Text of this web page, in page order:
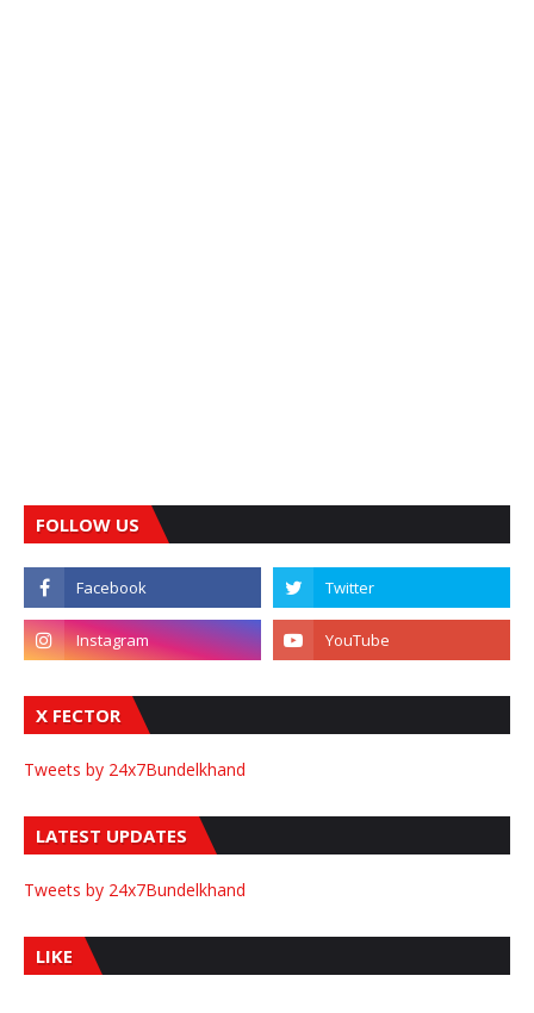
FOLLOW US
X FECTOR
Tweets by 24x7Bundelkhand
LATEST UPDATES
Tweets by 24x7Bundelkhand
LIKE